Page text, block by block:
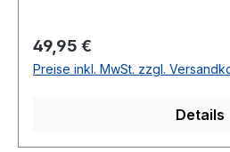
Regulärer Preis:
49,95 €
Preise inkl. MwSt. zzgl.
Details